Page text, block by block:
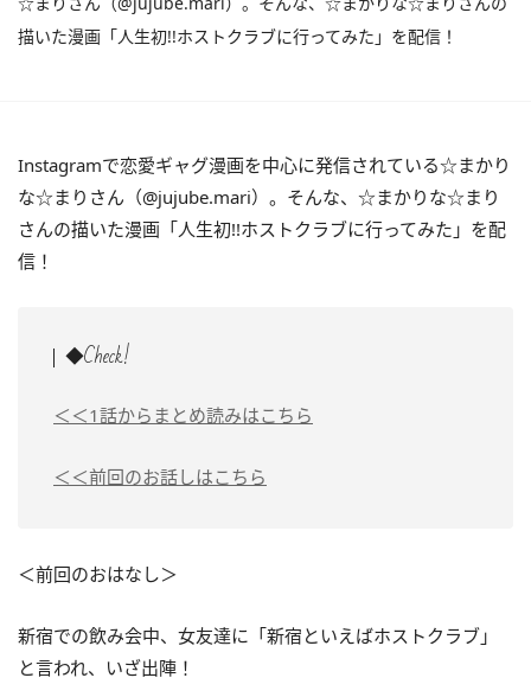
描いた漫画「人生初!!ホストクラブに行ってみた」を配信！
Instagramで恋愛ギャグ漫画を中心に発信されている☆まかり
な☆まりさん（@jujube.mari）。そんな、☆まかりな☆まり
さんの描いた漫画「人生初!!ホストクラブに行ってみた」を配
信！
◆Check!
＜＜1話からまとめ読みはこちら
＜＜前回のお話しはこちら
＜前回のおはなし＞
新宿での飲み会中、女友達に「新宿といえばホストクラブ」
と言われ、いざ出陣！